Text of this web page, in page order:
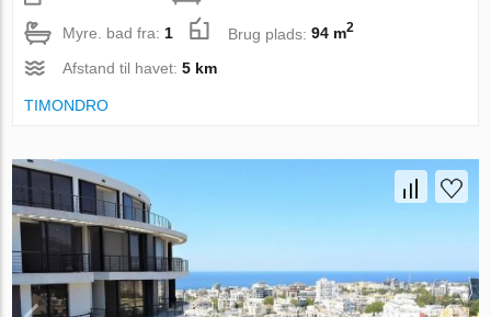
Myre. bad fra:1 Brug plads:94 m2
Afstand til havet:5 km
TIMONDRO